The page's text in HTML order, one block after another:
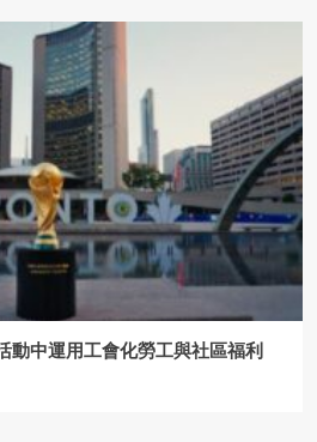
動中運用工會化勞工與社區福利